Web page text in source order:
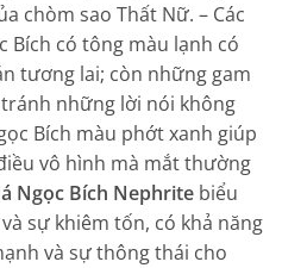
chòm sao Thất Nữ. – Các
Bích có tông màu lạnh có
tương lai; còn những gam
những lời nói không
Bích màu phớt xanh giúp
vô hình mà mắt thường
Ngọc Bích Nephrite biểu
sự khiêm tốn, có khả năng
và sự thông thái cho